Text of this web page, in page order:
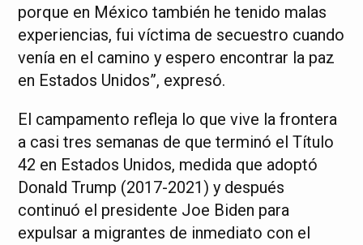
porque en México también he tenido malas
experiencias, fui víctima de secuestro cuando
venía en el camino y espero encontrar la paz
en Estados Unidos”, expresó.
El campamento refleja lo que vive la frontera
a casi tres semanas de que terminó el Título
42 en Estados Unidos, medida que adoptó
Donald Trump (2017-2021) y después
continuó el presidente Joe Biden para
expulsar a migrantes de inmediato con el